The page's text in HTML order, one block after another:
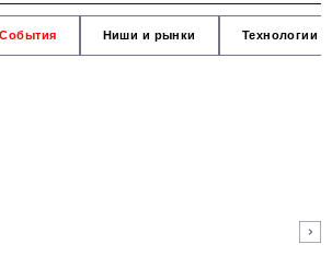
События Ниши и рынки Технологии